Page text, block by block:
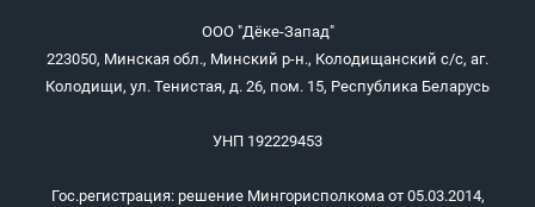
ООО "Дёке-Запад"
223050, Минская обл., Минский р-н., Колодищанский с/с, аг.
Колодищи, ул. Тенистая, д. 26, пом. 15, Республика Беларусь
УНП 192229453
Гос.регистрация: решение Мингорисполкома от 05.03.2014,